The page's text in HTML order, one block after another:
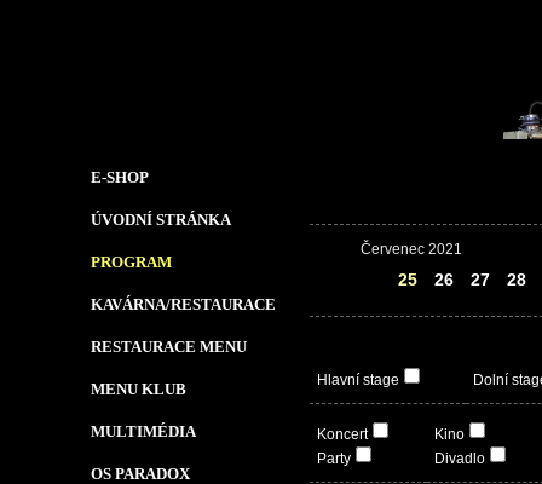
E-SHOP
ÚVODNÍ STRÁNKA
PROGRAM
KAVÁRNA/RESTAURACE
RESTAURACE MENU
MENU KLUB
MULTIMÉDIA
OS PARADOX
Červenec 2021
25 26 27 28
Hlavní stage Dolní
Koncert
Party
Kino
Divadlo